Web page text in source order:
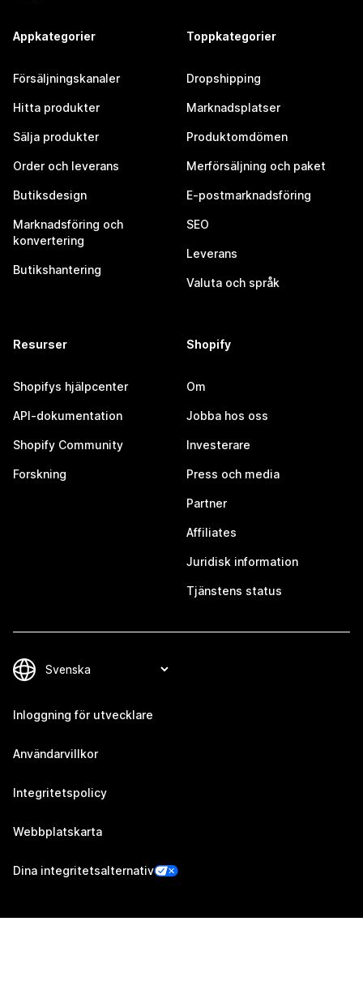
Appkategorier
Försäljningskanaler
Hitta produkter
Sälja produkter
Order och leverans
Butiksdesign
Marknadsföring och
konvertering
Butikshantering
Toppkategorier
Dropshipping
Marknadsplatser
Produktomdömen
Merförsäljning och paket
E-postmarknadsföring
SEO
Leverans
Valuta och språk
Resurser
Shopifys hjälpcenter
API-dokumentation
Shopify Community
Forskning
Shopify
Om
Jobba hos oss
Investerare
Press och media
Partner
Affiliates
Juridisk information
Tjänstens status
Inloggning för utvecklare
Användarvillkor
Integritetspolicy
Webbplatskarta
Dina integritetsalternativ